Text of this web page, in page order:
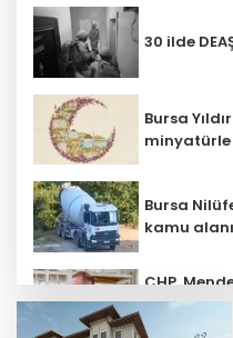
30 ilde
Bursa
minyatürle
Bursa
kamu
CHP,
Çiçek'i
sevk etti